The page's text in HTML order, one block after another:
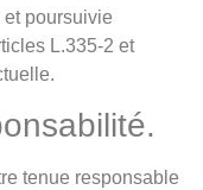
et poursuivie
L.335-2 et
tenue responsable